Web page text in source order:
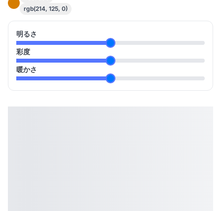
rgb(214, 125, 0)
明るさ
彩度
暖かさ